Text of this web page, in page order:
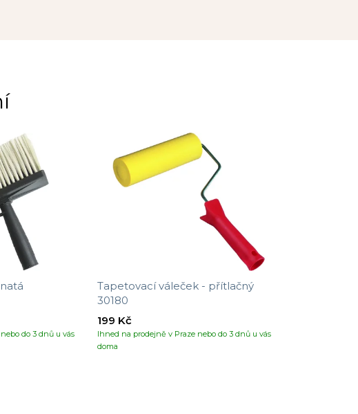
do 3 dnů u vás
Tapetovací váleček - přítlačný
30180
Ihned na prodejně v Praze nebo do 3 dnů u vás
doma
199 Kč